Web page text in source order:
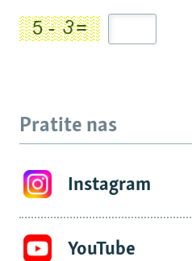
Pratite nas
Instagram
YouTube